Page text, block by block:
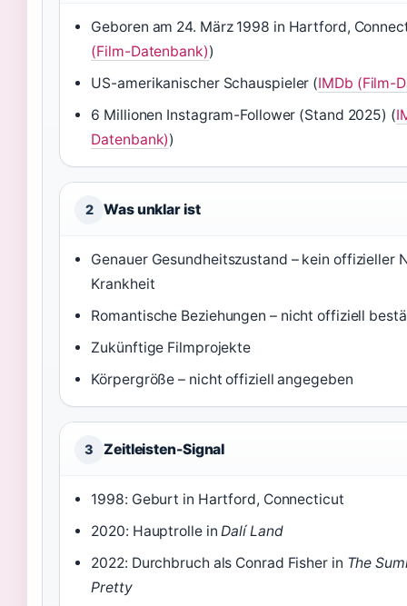
Geboren am 24. März 1998 in Hartford,
(Film-Datenbank))
US-amerikanischer Schauspieler (IMDb (Film-
6 Millionen Instagram-Follower (Stand 2025) (
Datenbank))
2 Was unklar ist
Genauer Gesundheitszustand – kein offizieller
Krankheit
Romantische Beziehungen – nicht offiziell
Zukünftige Filmprojekte
Körpergröße – nicht offiziell angegeben
3 Zeitleisten-Signal
1998: Geburt in Hartford, Connecticut
2020: Hauptrolle inDalí Land
2022: Durchbruch als Conrad Fisher in The
Pretty